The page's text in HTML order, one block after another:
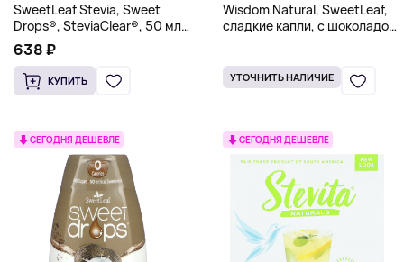
SweetLeaf Stevia, Sweet
Drops®, SteviaClear®, 50 мл
(1,7 жидк. унции)
638 ₽
КУПИТЬ
Wisdom Natural, SweetLeaf,
сладкие капли, с шоколадом,
УТОЧНИТЬ НАЛИЧИЕ
СЕГОДНЯ ДЕШЕВЛЕ СЕГОДНЯ ДЕШЕВЛЕ